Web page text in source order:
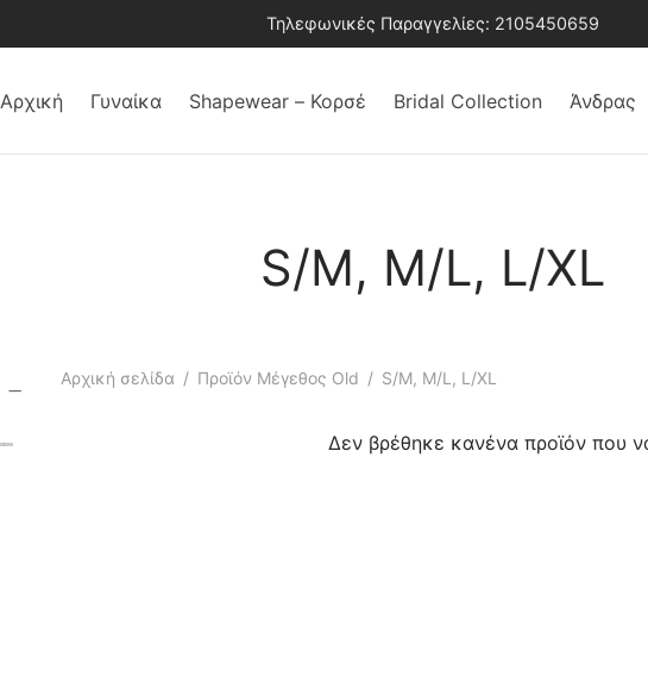
Τηλεφωνικές Παραγγελίες: 2105450659
Αρχική Γυναίκα Shapewear – Κορσέ Bridal Collection Άνδρας
S/M, M/L, L/XL
Αρχική σελίδα / Προϊόν Μέγεθος Old / S/M, M/L, L/XL
Δεν βρέθηκε κανένα προϊόν που